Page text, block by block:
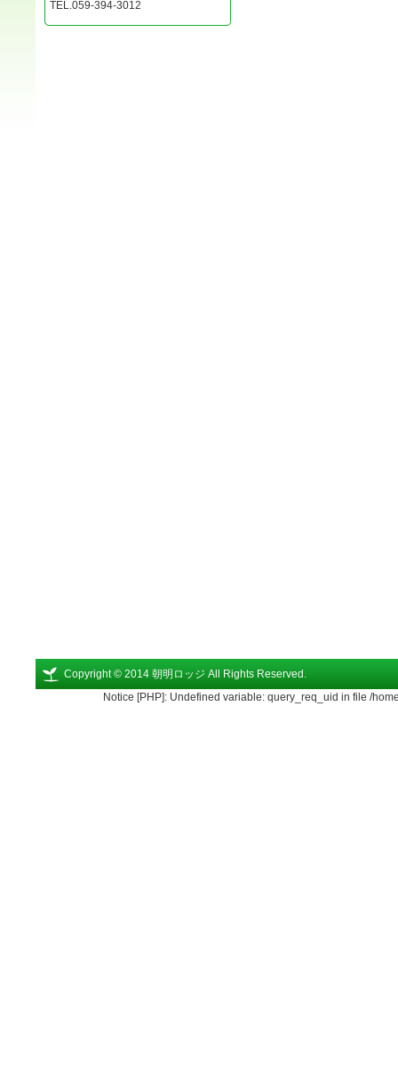
TEL.059-394-3012
Copyright © 2014 朝明ロッジ All Rights Reserved.
Notice [PHP]: Undefined variable: query_req_uid in file /